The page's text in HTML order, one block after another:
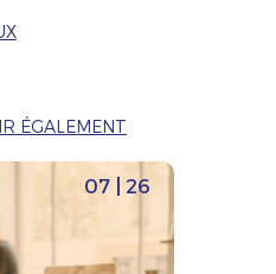
ÉGALEMENT
07 | 26